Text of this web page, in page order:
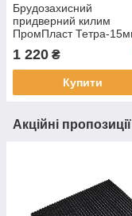
Брудозахисний
придверний килим
ПромПласт Тетра-
1 220 ₴
Купити
Акційні